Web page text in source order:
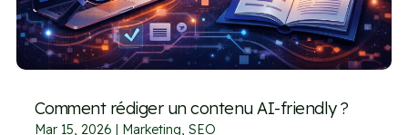
Comment rédiger un contenu AI-friendly ?
Mar 15, 2026 | Marketing, SEO